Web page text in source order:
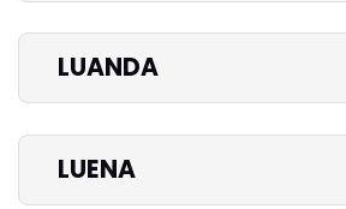
LUANDA
LUENA